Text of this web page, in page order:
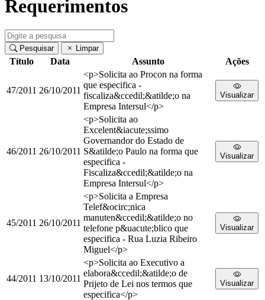
Requerimentos
Pesquisar Limpar
Título Data Assunto Ações
47/2011 26/10/2011
<p>Solicita ao Procon na forma
que especifica -
fiscaliza&ccedil;&atilde;o na
Empresa Intersul</p>
Visualizar
46/2011 26/10/2011
<p>Solicita ao
Excelent&iacute;ssimo
Governandor do Estado de
S&atilde;o Paulo na forma que
especifica -
Fiscaliza&ccedil;&atilde;o na
Empresa Intersul</p>
Visualizar
45/2011 26/10/2011
<p>Solicita a Empresa
Telef&ocirc;nica
manuten&ccedil;&atilde;o no
telefone p&uacute;blico que
especifica - Rua Luzia Ribeiro
Miguel</p>
Visualizar
44/2011 13/10/2011
<p>Solicita ao Executivo a
elabora&ccedil;&atilde;o de
Prijeto de Lei nos termos que
especifica</p>
Visualizar